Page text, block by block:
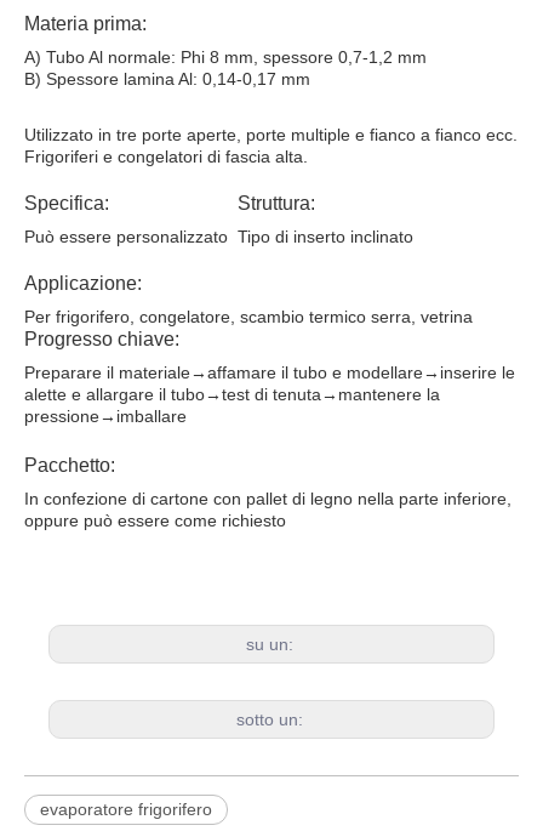
Materia prima:
A) Tubo Al normale: Phi 8 mm, spessore 0,7-1,2 mm
B) Spessore lamina Al: 0,14-0,17 mm
Utilizzato in tre porte aperte, porte multiple e fianco a fianco ecc.
Frigoriferi e congelatori di fascia alta.
Specifica:
Può essere personalizzato
Struttura:
Tipo di inserto inclinato
Applicazione:
Per frigorifero, congelatore, scambio termico serra, vetrina
Progresso chiave:
Preparare il materiale→affamare il tubo e modellare→inserire le
alette e allargare il tubo→test di tenuta→mantenere la
pressione→imballare
Pacchetto:
In confezione di cartone con pallet di legno nella parte inferiore,
oppure può essere come richiesto
su un:
sotto un:
evaporatore frigorifero